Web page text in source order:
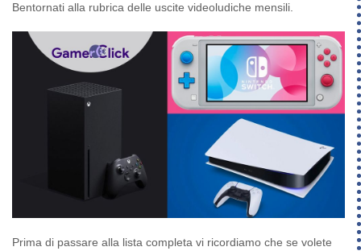
Bentornati alla rubrica delle uscite videoludiche mensili.
Prima di passare alla lista completa vi ricordiamo che se volete